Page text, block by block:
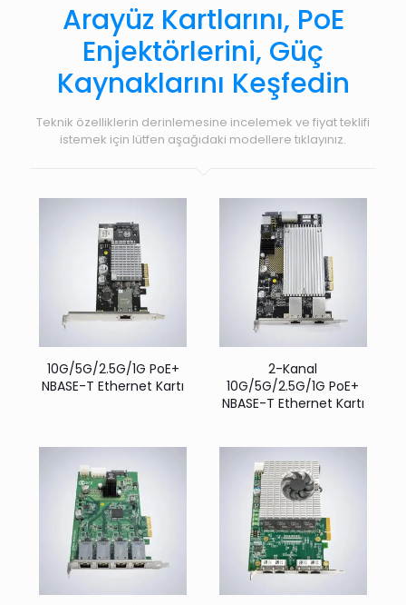
Arayüz Kartlarını, PoE
Enjektörlerini, Güç
Kaynaklarını Keşfedin
Teknik özelliklerin derinlemesine incelemek ve fiyat teklifi
istemek için lütfen aşağıdaki modellere tıklayınız.
10G/5G/2.5G/1G PoE+
NBASE-T Ethernet Kartı
2-Kanal
10G/5G/2.5G/1G PoE+
NBASE-T Ethernet Kartı